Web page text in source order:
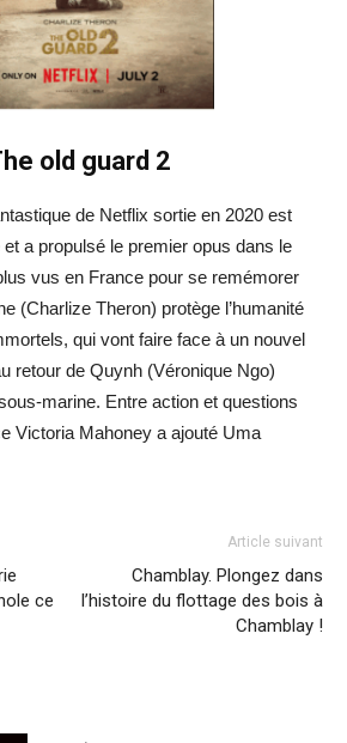
old guard 2
de Netflix sortie en 2020 est
a propulsé le premier opus dans le
vus en France pour se remémorer
(Charlize Theron) protège l’humanité
qui vont faire face à un nouvel
retour de Quynh (Véronique Ngo)
marine. Entre action et questions
Victoria Mahoney a ajouté Uma
ce
Article suivant
Chamblay. Plongez dans
l’histoire du flottage des bois à
Chamblay !